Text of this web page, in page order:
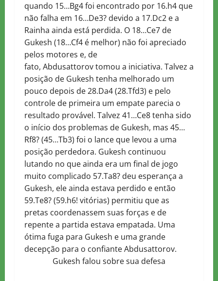
quando 15…Bg4 foi encontrado por 16.h4 que
não falha em 16…De3? devido a 17.Dc2 e a
Rainha ainda está perdida. O 18…Ce7 de
Gukesh (18…Cf4 é melhor) não foi apreciado
pelos motores e, de
fato, Abdusattorovtomou a iniciativa. Talvez a
posição de Gukesh tenha melhorado um
pouco depois de 28.Da4 (28.Tfd3) e pelo
controle de primeira um empate parecia o
resultado provável. Talvez 41…Ce8 tenha sido
o início dos problemas de Gukesh, mas 45…
Rf8? (45…Tb3) foi o lance que levou a uma
posição perdedora. Gukesh continuou
lutando no que ainda era um final de jogo
muito complicado 57.Ta8? deu esperança a
Gukesh, ele ainda estava perdido e então
59.Te8? (59.h6! vitórias) permitiu que as
pretas coordenassem suas forças e de
repente a partida estava empatada. Uma
ótima fuga para Gukesh e uma grande
decepção para o confianteAbdusattorov.
Gukesh falou sobre sua defesa